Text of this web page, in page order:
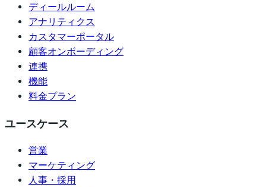
ディールルーム
アナリティクス
カスタマーポータル
顧客オンボーディング
連携
機能
料金プラン
ユースケース
営業
マーケティング
人事・採用